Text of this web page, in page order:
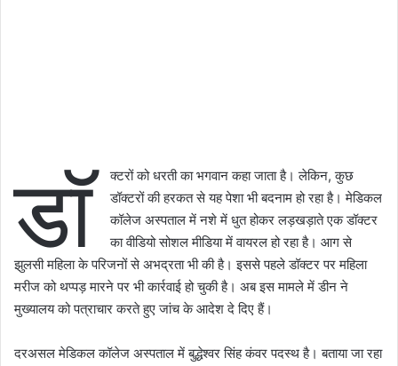
डॉ
क्टरों को धरती का भगवान कहा जाता है। लेकिन, कुछ
डॉक्टरों की हरकत से यह पेशा भी बदनाम हो रहा है। मेडिकल
कॉलेज अस्पताल में नशे में धुत होकर लड़खड़ाते एक डॉक्टर
का वीडियो सोशल मीडिया में वायरल हो रहा है। आग से
झुलसी महिला के परिजनों से अभद्रता भी की है। इससे पहले डॉक्टर पर महिला
मरीज को थप्पड़ मारने पर भी कार्रवाई हो चुकी है। अब इस मामले में डीन ने
मुख्यालय को पत्राचार करते हुए जांच के आदेश दे दिए हैं।
दरअसल मेडिकल कॉलेज अस्पताल में बुद्धेश्वर सिंह कंवर पदस्थ है। बताया जा रहा